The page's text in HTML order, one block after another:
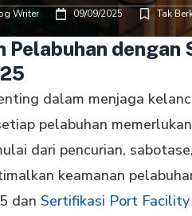
Writer 09/09/2025 Tak
Pelabuhan
dalam menjaga
pelabuhan
dari pencurian,
keamanan
dan Sertifikasi Port